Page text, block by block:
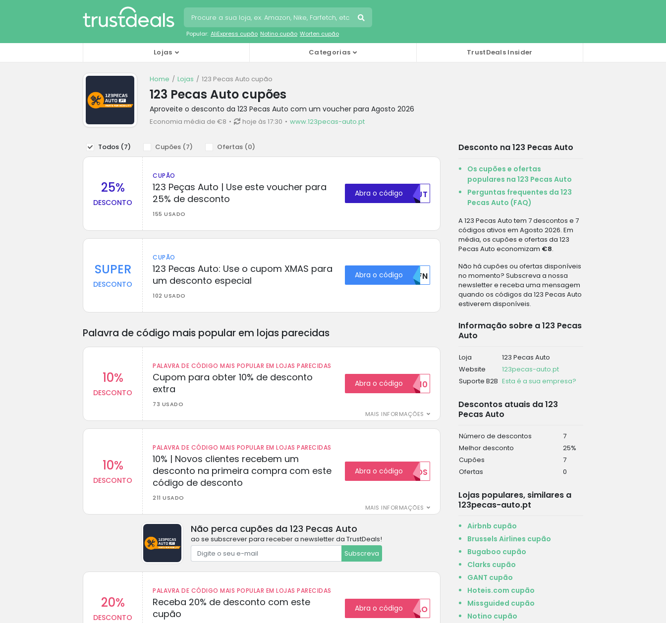
Popular: AliExpress cupão Notino cupão Worten cupão
Lojas Categorias TrustDeals Insider
Home Lojas 123 Pecas Auto cupão
123 Pecas Auto cupões
Aproveite o desconto da 123 Pecas Auto com um voucher para Agosto 2026
Economia média de €8 hoje às 17:30 www.123pecas-auto.pt
Todos (7) Cupões (7) Ofertas (0)
25%
DESCONTO
CUPÃO
123 Peças Auto | Use este voucher para
25% de desconto
155 USADO
Abra o código NTJT
SUPER
DESCONTO
CUPÃO
123 Pecas Auto: Use o cupom XMAS para
um desconto especial
102 USADO
Abra o código U0FN
Palavra de código mais popular em lojas parecidas
10%
DESCONTO
PALAVRA DE CÓDIGO MAIS POPULAR EM LOJAS PARECIDAS
Cupom para obter 10% de desconto
extra
73 USADO
MAIS INFORMAÇÕES
Abra o códigoBOM10
10%
DESCONTO
PALAVRA DE CÓDIGO MAIS POPULAR EM LOJAS PARECIDAS
10% | Novos clientes recebem um
desconto na primeira compra com este
código de desconto
211 USADO
MAIS INFORMAÇÕES
Abra o códigoNOVOS
Não perca cupões da 123 Pecas Auto
ao se subscrever para receber a newsletter da TrustDeals!
Subscreva
20%
DESCONTO
PALAVRA DE CÓDIGO MAIS POPULAR EM LOJAS PARECIDAS
Receba 20% de desconto com este
cupão
Abra o código20CUPAO
Desconto na 123 Pecas Auto
Os cupões e ofertas
populares na 123 Pecas Auto
Perguntas frequentes da 123
Pecas Auto (FAQ)
A 123 Pecas Auto tem 7 descontos e 7
códigos ativos em Agosto 2026. Em
média, os cupões e ofertas da 123
Pecas Auto economizam €8.
Não há cupões ou ofertas disponíveis
no momento? Subscreva a nossa
newsletter e receba uma mensagem
quando os códigos da 123 Pecas Auto
estiverem disponíveis.
Informação sobre a 123 Pecas
Auto
Loja
123 Pecas Auto
Website
123pecas-auto.pt
Suporte B2B Esta é a sua empresa?
Descontos atuais da 123
Pecas Auto
Número de descontos
7
Melhor desconto
25%
Cupões
7
Ofertas
0
Lojas populares, similares a
123pecas-auto.pt
Airbnb cupão
Brussels Airlines cupão
Bugaboo cupão
Clarks cupão
GANT cupão
Hoteis.com cupão
Missguided cupão
Notino cupão